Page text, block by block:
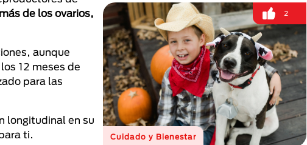
de los ovarios,
aunque
12 meses de
para las
longitudinal en su
ti.
2
Cuidado y Bienestar